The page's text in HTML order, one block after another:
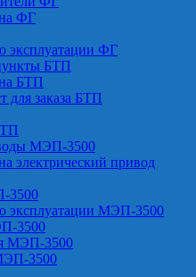
ФГ
эксплуатации ФГ
БТП
БТП
для заказа БТП
МЭП-3500
электрический привод
3500
эксплуатации МЭП-3500
3500
МЭП-3500
3500